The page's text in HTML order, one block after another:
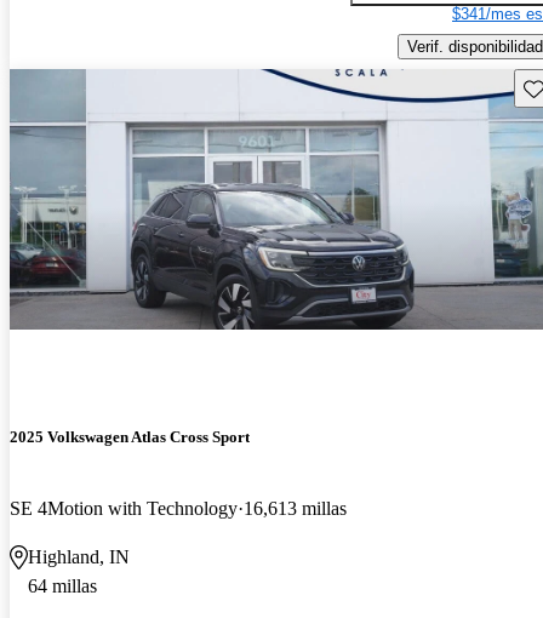
$341/mes
Verif. disponibilidad
2025 Volkswagen Atlas Cross Sport
SE 4Motion with Technology 16,613 millas
Highland, IN
64 millas